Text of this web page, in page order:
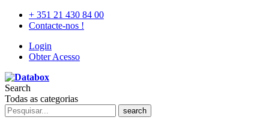
+ 351 21 430 84 00
Contacte-nos !
Login
Obter Acesso
Search
Todas as categorias
search